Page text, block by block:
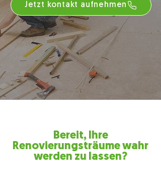
Jetzt kontakt aufnehmen
Bereit, Ihre
Renovierungsträume wahr
werden zu lassen?